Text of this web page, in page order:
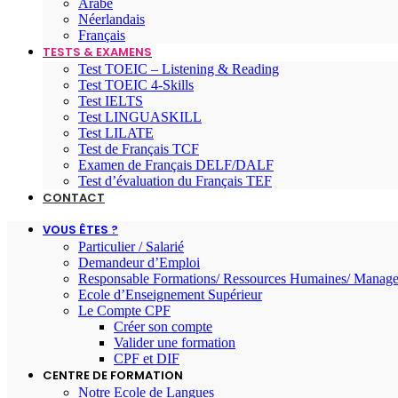
Arabe
Néerlandais
Français
TESTS & EXAMENS
Test TOEIC – Listening & Reading
Test TOEIC 4-Skills
Test IELTS
Test LINGUASKILL
Test LILATE
Test de Français TCF
Examen de Français DELF/DALF
Test d’évaluation du Français TEF
CONTACT
VOUS ÊTES ?
Particulier / Salarié
Demandeur d’Emploi
Responsable Formations/ Ressources Humaines/
Ecole d’Enseignement Supérieur
Le Compte CPF
Créer son compte
Valider une formation
CPF et DIF
CENTRE DE FORMATION
Notre Ecole de Langues